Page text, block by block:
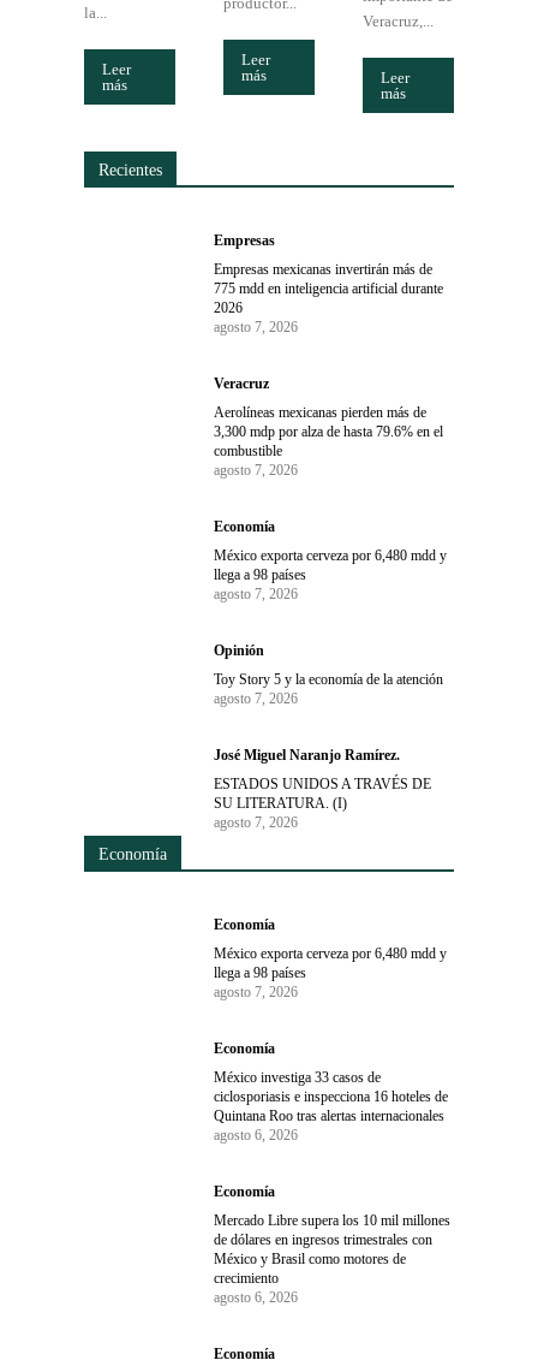
la...
Leer
más
Leer
más
Veracruz,...
Leer
más
Recientes
Empresas
Empresas mexicanas invertirán más de
775 mdd en inteligencia artificial durante
2026
agosto 7, 2026
Veracruz
Aerolíneas mexicanas pierden más de
3,300 mdp por alza de hasta 79.6% en el
combustible
agosto 7, 2026
Economía
México exporta cerveza por 6,480 mdd y
llega a 98 países
agosto 7, 2026
Opinión
Toy Story 5 y la economía de la atención
agosto 7, 2026
José Miguel Naranjo Ramírez.
ESTADOS UNIDOS A TRAVÉS DE
SU LITERATURA. (I)
agosto 7, 2026
Economía
Economía
México exporta cerveza por 6,480 mdd y
llega a 98 países
agosto 7, 2026
Economía
México investiga 33 casos de
ciclosporiasis e inspecciona 16 hoteles de
Quintana Roo tras alertas internacionales
agosto 6, 2026
Economía
Mercado Libre supera los 10 mil millones
de dólares en ingresos trimestrales con
México y Brasil como motores de
crecimiento
agosto 6, 2026
Economía